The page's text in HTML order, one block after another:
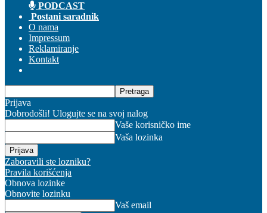
PODCAST
Postani saradnik
O nama
Impressum
Reklamiranje
Kontakt
Prijava
Dobrodošli! Ulogujte se na svoj nalog
Vaše korisničko ime
Vaša lozinka
Zaboravili ste lozniku?
Pravila korišćenja
Obnova lozinke
Obnovite lozinku
Vaš email